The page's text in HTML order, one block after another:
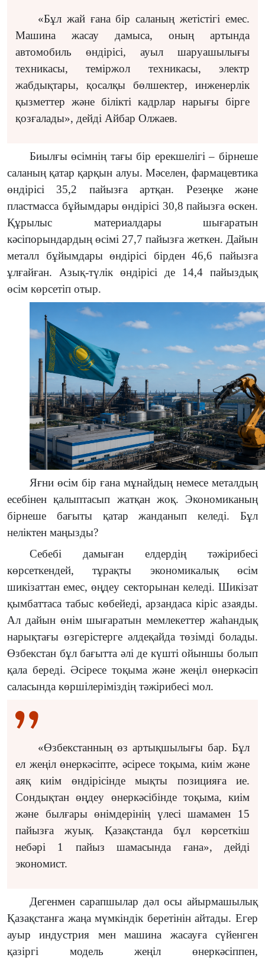
«Бұл жай ғана бір саланың жетістігі емес.
Машина жасау дамыса, оның артында
автомобиль өндірісі, ауыл шаруашылығы
техникасы, теміржол техникасы, электр
жабдықтары, қосалқы бөлшектер, инженерлік
қызметтер және білікті кадрлар нарығы бірге
қозғалады», дейді Айбар Олжаев.
Биылғы өсімнің тағы бір ерекшелігі – бірнеше
саланың қатар қарқын алуы. Мәселен, фармацевтика
өндірісі 35,2 пайызға артқан. Резеңке және
пластмасса бұйымдары өндірісі 30,8 пайызға өскен.
Құрылыс материалдары шығаратын
кәсіпорындардың өсімі 27,7 пайызға жеткен. Дайын
металл бұйымдары өндірісі бірден 46,6 пайызға
ұлғайған. Азық-түлік өндірісі де 14,4 пайыздық
өсім көрсетіп отыр.
Яғни өсім бір ғана мұнайдың немесе металдың
есебінен қалыптасып жатқан жоқ. Экономиканың
бірнеше бағыты қатар жанданып келеді. Бұл
неліктен маңызды?
Себебі дамыған елдердің тәжірибесі
көрсеткендей, тұрақты экономикалық өсім
шикізаттан емес, өңдеу секторынан келеді. Шикізат
қымбаттаса табыс көбейеді, арзандаса кіріс азаяды.
Ал дайын өнім шығаратын мемлекеттер жаһандық
нарықтағы өзгерістерге әлдеқайда төзімді болады.
Өзбекстан бұл бағытта әлі де күшті ойыншы болып
қала береді. Әсіресе тоқыма және жеңіл өнеркәсіп
саласында көршілеріміздің тәжірибесі мол.
«Өзбекстанның өз артықшылығы бар. Бұл
ел жеңіл өнеркәсіпте, әсіресе тоқыма, киім және
аяқ киім өндірісінде мықты позицияға ие.
Сондықтан өңдеу өнеркәсібінде тоқыма, киім
және былғары өнімдерінің үлесі шамамен 15
пайызға жуық. Қазақстанда бұл көрсеткіш
небәрі 1 пайыз шамасында ғана», дейді
экономист.
Дегенмен сарапшылар дәл осы айырмашылық
Қазақстанға жаңа мүмкіндік беретінін айтады. Егер
ауыр индустрия мен машина жасауға сүйенген
қазіргі модель жеңіл өнеркәсіппен,